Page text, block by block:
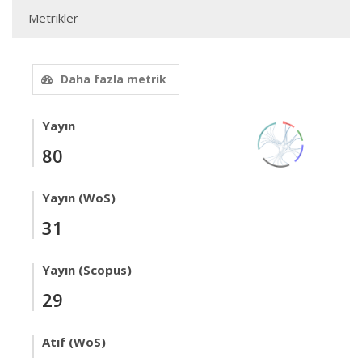
Metrikler
Daha fazla metrik
Yayın
80
Yayın (WoS)
31
Yayın (Scopus)
29
Atıf (WoS)